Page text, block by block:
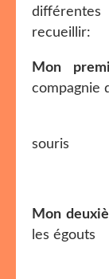
recueillir:
Mon
compagnie
-> un
souris
-> le
Mon
les égouts
-> un